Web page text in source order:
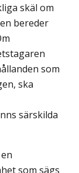
skäl om
bereder
som
ska
särskilda
som sägs